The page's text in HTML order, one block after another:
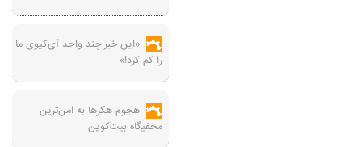
«این خبر چند واحد آی‌کیوی ما
را کم کرد!»
هجوم هکرها به امن‌ترین
مخفیگاه بیت‌کوین